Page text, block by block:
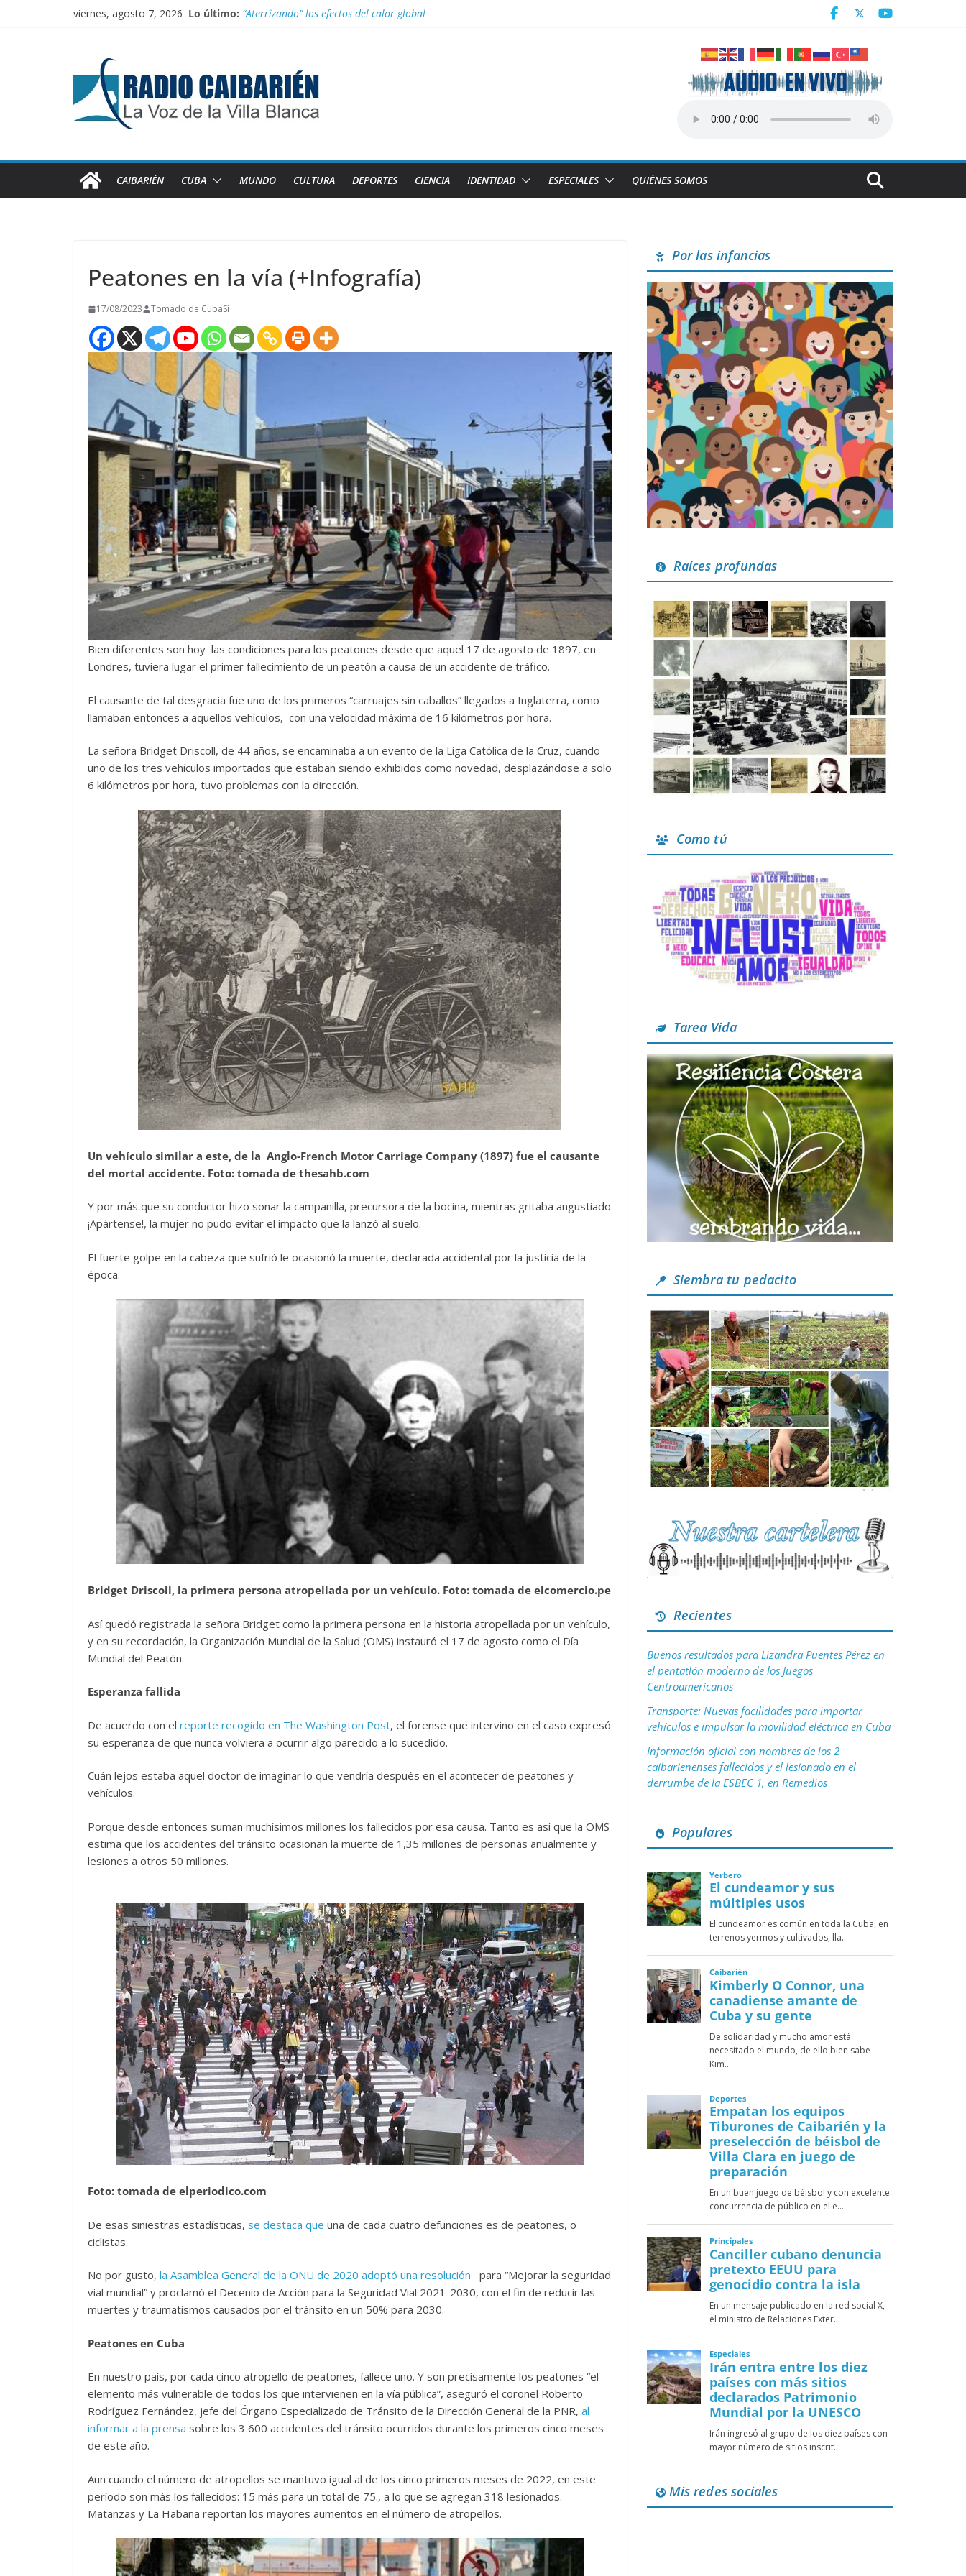
viernes, agosto 7, 2026 Lo último: “Aterrizando” los efectos del calor global
Información oficial con nombres de los 2 caibarienenses fallecidos y el lesionado en el derrumbe de la ESBEC 1, en Remedios
Irán entra entre los diez países con más sitios declarados Patrimonio Mundial por la UNESCO
CAIBARIÉN CUBA MUNDO CULTURA DEPORTES CIENCIA IDENTIDAD ESPECIALES QUIÉNES SOMOS
Peatones en la vía (+Infografía)
17/08/2023 Tomado de CubaSí
Bien diferentes son hoy las condiciones para los peatones desde que aquel 17 de agosto de 1897, en
Londres, tuviera lugar el primer fallecimiento de un peatón a causa de un accidente de tráfico.
El causante de tal desgracia fue uno de los primeros “carruajes sin caballos” llegados a Inglaterra, como
llamaban entonces a aquellos vehículos, con una velocidad máxima de 16 kilómetros por hora.
La señora Bridget Driscoll, de 44 años, se encaminaba a un evento de la Liga Católica de la Cruz, cuando
uno de los tres vehículos importados que estaban siendo exhibidos como novedad, desplazándose a solo
6 kilómetros por hora, tuvo problemas con la dirección.
Un vehículo similar a este, de la Anglo-French Motor Carriage Company (1897) fue el causante
del mortal accidente. Foto: tomada de thesahb.com
Y por más que su conductor hizo sonar la campanilla, precursora de la bocina, mientras gritaba angustiado
¡Apártense!, la mujer no pudo evitar el impacto que la lanzó al suelo.
El fuerte golpe en la cabeza que sufrió le ocasionó la muerte, declarada accidental por la justicia de la
época.
Bridget Driscoll, la primera persona atropellada por un vehículo. Foto: tomada de elcomercio.pe
Así quedó registrada la señora Bridget como la primera persona en la historia atropellada por un vehículo,
y en su recordación, la Organización Mundial de la Salud (OMS) instauró el 17 de agosto como el Día
Mundial del Peatón.
Esperanza fallida
De acuerdo con el reporte recogido en The Washington Post, el forense que intervino en el caso expresó
su esperanza de que nunca volviera a ocurrir algo parecido a lo sucedido.
Cuán lejos estaba aquel doctor de imaginar lo que vendría después en el acontecer de peatones y
vehículos.
Porque desde entonces suman muchísimos millones los fallecidos por esa causa. Tanto es así que la OMS
estima que los accidentes del tránsito ocasionan la muerte de 1,35 millones de personas anualmente y
lesiones a otros 50 millones.
Foto: tomada de elperiodico.com
De esas siniestras estadísticas, se destaca que una de cada cuatro defunciones es de peatones, o
ciclistas.
No por gusto, la Asamblea General de la ONU de 2020 adoptó una resolución
para “Mejorar la seguridad
vial mundial” y proclamó el Decenio de Acción para la Seguridad Vial 2021-2030, con el fin de reducir las
muertes y traumatismos causados por el tránsito en un 50% para 2030.
Peatones en Cuba
En nuestro país, por cada cinco atropello de peatones, fallece uno. Y son precisamente los peatones “el
elemento más vulnerable de todos los que intervienen en la vía pública”, aseguró el coronel Roberto
Rodríguez Fernández, jefe del Órgano Especializado de Tránsito de la Dirección General de la PNR, al
informar a la prensa sobre los 3 600 accidentes del tránsito ocurridos durante los primeros cinco meses
de este año.
Aun cuando el número de atropellos se mantuvo igual al de los cinco primeros meses de 2022, en este
período son más los fallecidos: 15 más para un total de 75., a lo que se agregan 318 lesionados.
Matanzas y La Habana reportan los mayores aumentos en el número de atropellos.
Por las infancias
Raíces profundas
Como tú
Tarea Vida
Siembra tu pedacito
Recientes
Buenos resultados para Lizandra Puentes Pérez en
el pentatlón moderno de los Juegos
Centroamericanos
Transporte: Nuevas facilidades para importar
vehículos e impulsar la movilidad eléctrica en Cuba
Información oficial con nombres de los 2
caibarienenses fallecidos y el lesionado en el
derrumbe de la ESBEC 1, en Remedios
Populares
Mis redes sociales